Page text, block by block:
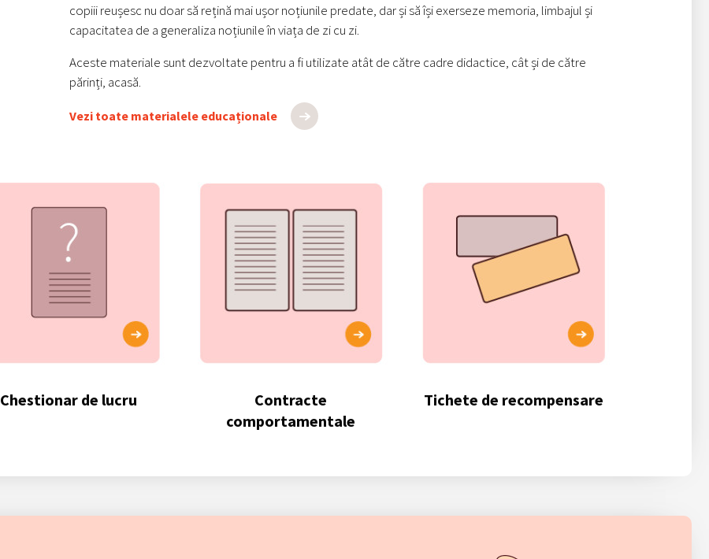
copiii reușesc nu doar să rețină mai ușor noțiunile predate, dar și să își exerseze memoria, limbajul și
capacitatea de a generaliza noțiunile în viața de zi cu zi.
Aceste materiale sunt dezvoltate pentru a fi utilizate atât de către cadre didactice, cât și de către
părinți, acasă.
Vezi toate materialele educaționale
Chestionar de lucru
Contracte
comportamentale
Tichete de recompensare